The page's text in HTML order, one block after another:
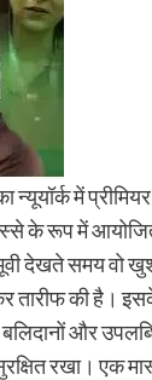
न्यूयॉर्क में
के रूप में
देखते समय वो
तारीफ की है।
और
रखा। एक